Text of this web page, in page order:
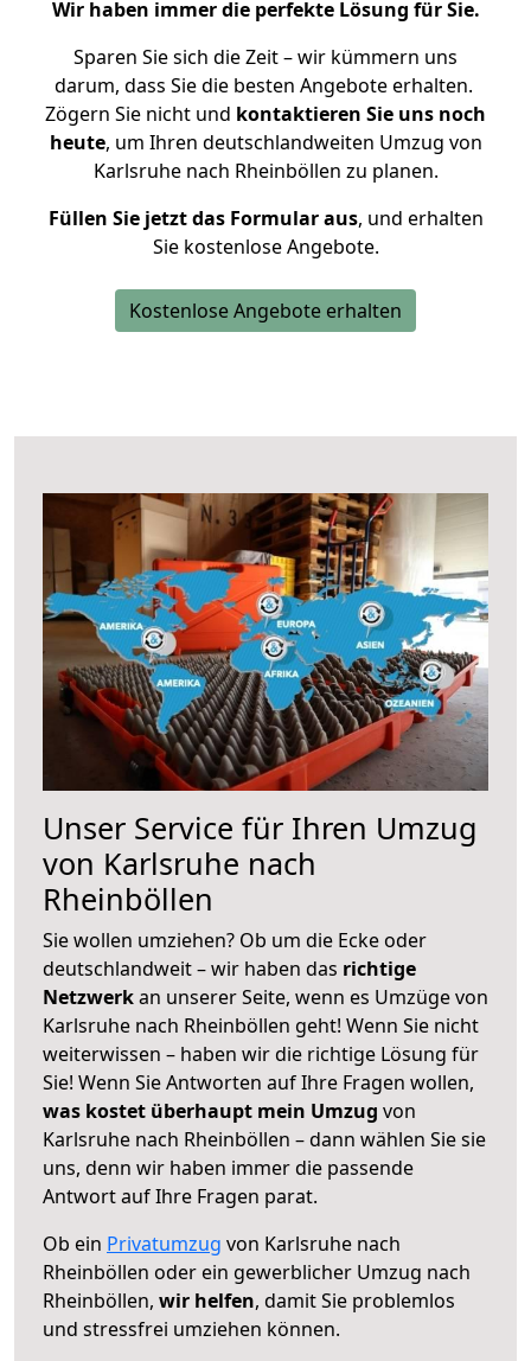
Wir haben immer die perfekte Lösung für Sie.
Sparen Sie sich die Zeit – wir kümmern uns
darum, dass Sie die besten Angebote erhalten.
Zögern Sie nicht und kontaktieren Sie uns noch
heute, um Ihren deutschlandweiten Umzug von
Karlsruhe nach Rheinböllen zu planen.
Füllen Sie jetzt das Formular aus, und erhalten
Sie kostenlose Angebote.
Kostenlose Angebote erhalten
Unser Service für Ihren Umzug
von Karlsruhe nach
Rheinböllen
Sie wollen umziehen? Ob um die Ecke oder
deutschlandweit – wir haben das richtige
Netzwerkan unserer Seite, wenn es Umzüge von
Karlsruhe nach Rheinböllen geht! Wenn Sie nicht
weiterwissen – haben wir die richtige Lösung für
Sie! Wenn Sie Antworten auf Ihre Fragen wollen,
was kostet überhaupt mein Umzug von
Karlsruhe nach Rheinböllen – dann wählen Sie sie
uns, denn wir haben immer die passende
Antwort auf Ihre Fragen parat.
Ob ein Privatumzug von Karlsruhe nach
Rheinböllen oder ein gewerblicher Umzug nach
Rheinböllen, wir helfen, damit Sie problemlos
und stressfrei umziehen können.